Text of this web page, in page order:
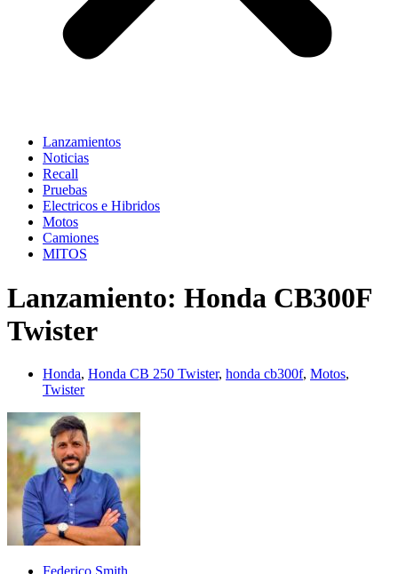
Lanzamientos
Noticias
Recall
Pruebas
Electricos e Hibridos
Motos
Camiones
MITOS
Lanzamiento: Honda CB300F
Twister
Honda, Honda CB 250 Twister, honda cb300f, Motos,
Twister